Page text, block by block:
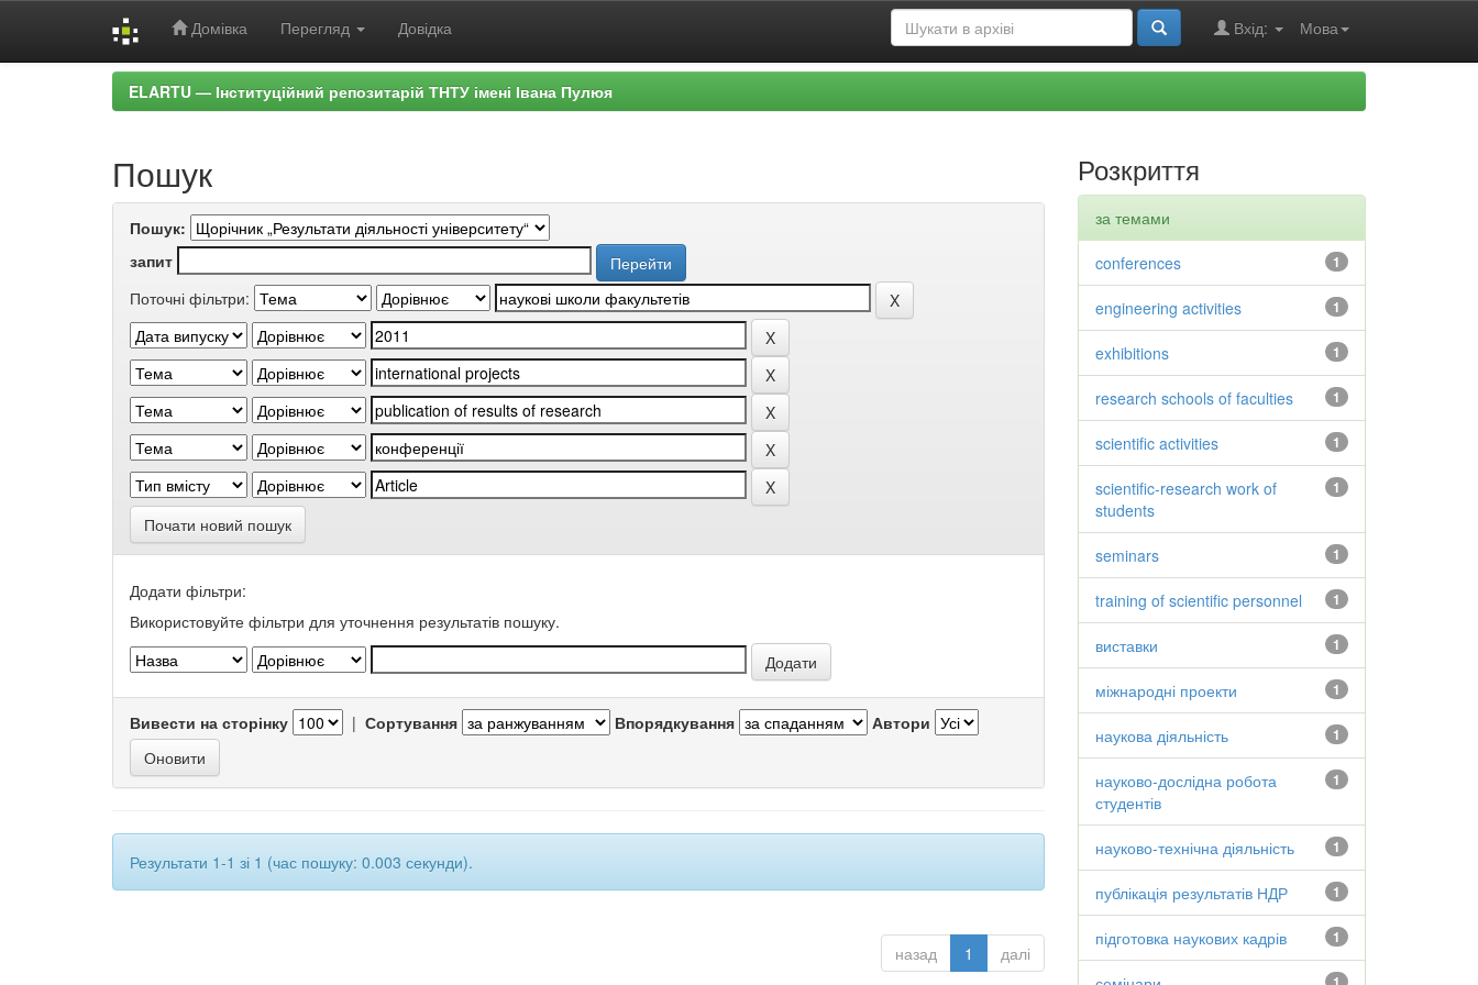
Домівка Перегляд Довідка Мова
Вхід:
ELARTU — Інституційний репозитарій ТНТУ імені Івана Пулюя
Пошук
Пошук:
запит
Поточні фільтри:
Почати новий пошук
Додати фільтри:
Використовуйте фільтри для уточнення результатів пошуку.
Вивести на сторінку | Сортування Впорядкування Автори
Результати 1-1 зі 1 (час пошуку: 0.003 секунди).
назад 1 далі
Розкриття
за темами
1
conferences
1
engineering activities
1
exhibitions
1
research schools of faculties
1
scientific activities
1
scientific-research work of
students
1
seminars
1
training of scientific personnel
1
виставки
1
міжнародні проекти
1
наукова діяльність
1
науково-дослідна робота
студентів
1
науково-технічна діяльність
1
публікація результатів НДР
1
підготовка наукових кадрів